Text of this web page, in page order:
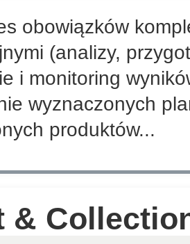
obowiązków
(analizy,
i monitoring
wyznaczonych
produktów...
&